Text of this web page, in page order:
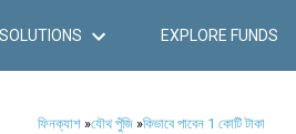
SOLUTIONS EXPLORE FUNDS
ফিনক্যাশ»যৌথ পুঁজি»কিভাবে পাবেন 1 কোটি টাকা